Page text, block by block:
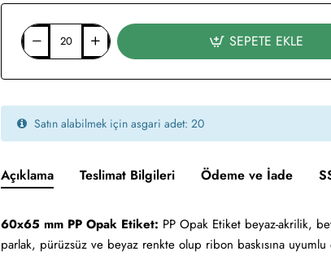
SEPETE EKLE
Satın alabilmek için asgari adet: 20
Açıklama Teslimat Bilgileri Ödeme ve İade
60x65 mm PP Opak Etiket: PP Opak Etiket beyaz-akrilik,
parlak, pürüzsüz ve beyaz renkte olup ribon baskısına